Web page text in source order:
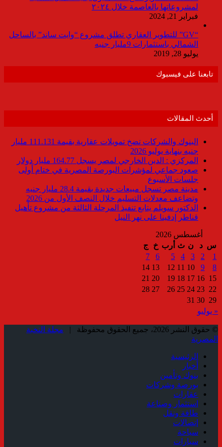
لمشروعاتها بالعاصمة خلال ٢٠٢٤
فبراير 21, 2024
“GV” للتطوير العقاري تطلق مشروع “وايت ساند” بالساحل
الشمالي باستثمارات 9مليار جنيه
يوليو 28, 2019
تابعنا على فيسبوك
أحدث المقالات
البنوك والشركات تضخ تمويلات عقارية بقيمة 111.131 مليار
جنيه بنهاية يوليو 2026
المركزي : الدين الخارجي لمصر يسجل 164.77 مليار دولار
صعود جماعي لمؤشرات البورصة المصرية في ختام أولى
جلسات الأسبوع
مدينة مصر تسجل مبيعات جديدة بقيمة 28.4 مليار جنيه
وتضاعف معدلات التسليم خلال النصف الأول من 2026
الدكتور سويلم يتابع تنفيذ المرحلة الثالثة من مشروع تأهيل
قناطر إدفينا على نهر النيل
أغسطس 2026
س د ن ث أرب خ
ج
1
2
3
4
5
6
7
8
9
10
11
12
13
14
15
16
17
18
19
20
21
22
23
24
25
26
27
28
29
30
31
« يوليو
© حقوق النشر 2026، جميع الحقوق محفوظة |
مجلة النخبة
المصرية
الرئيسية
أخبار
بنوك وتأمين
بورصة وشركات
عقارات
استثمار وصناعة
طاقة ونقل
إتصالات
سياحة
سيارات